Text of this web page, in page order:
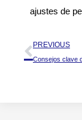
ajustes de
PREVIOUS